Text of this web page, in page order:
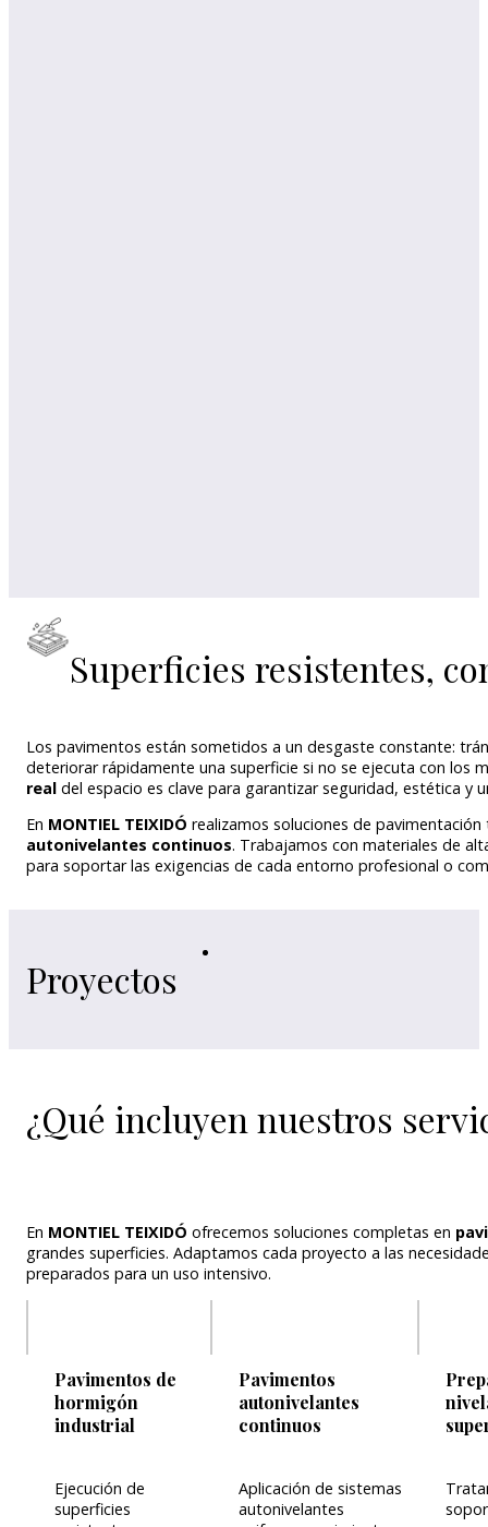
Superficies resistentes,
Los pavimentos están sometidos a un desgaste constante:
deteriorar rápidamente una superficie si no se ejecuta con los
real del espacio es clave para garantizar seguridad, estética y
En MONTIEL TEIXIDÓ realizamos soluciones de
autonivelantes continuos. Trabajamos con materiales de
para soportar las exigencias de cada entorno profesional o
Proyectos
¿Qué incluyen nuestros
En MONTIEL TEIXIDÓ ofrecemos soluciones completas en
grandes superficies. Adaptamos cada proyecto a las
preparados para un uso intensivo.
Pavimentos de
hormigón
industrial
Ejecución de
superficies
Pavimentos
autonivelantes
continuos
Aplicación de sistemas
autonivelantes